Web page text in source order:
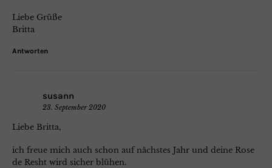
Liebe Grüße
Britta
Antworten
susann
23. September 2020
Liebe Britta,
ich freue mich auch schon auf nächstes Jahr und deine Rose
de Resht wird sicher blühen.